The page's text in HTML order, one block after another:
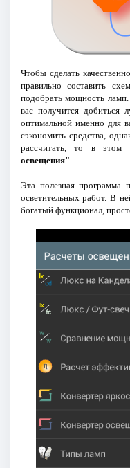
Чтобы сделать
правильно составить
подобрать мощность ламп.
вас получится добиться
оптимальной именно для
сэкономить средства,
рассчитать, то в этом
освещения"
Эта полезная программа
осветительных работ. В
богатый функционал,